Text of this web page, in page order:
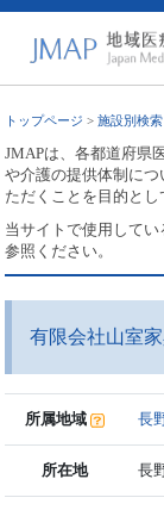
トップページ >施設別検索
JMAPは、各都道府県
や介護の提供体制に
ただくことを目的とし
当サイトで使用して
参照ください。
有限会社山室
所属地域 長
所在地 長